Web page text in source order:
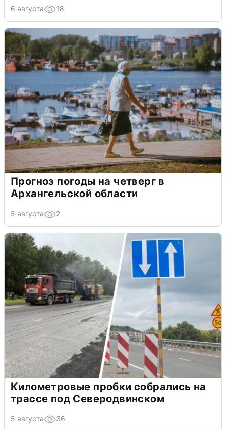
6 августа 18
Прогноз погоды на четверг в
Архангельской области
5 августа 2
Километровые пробки собрались на
трассе под Северодвинском
5 августа 36